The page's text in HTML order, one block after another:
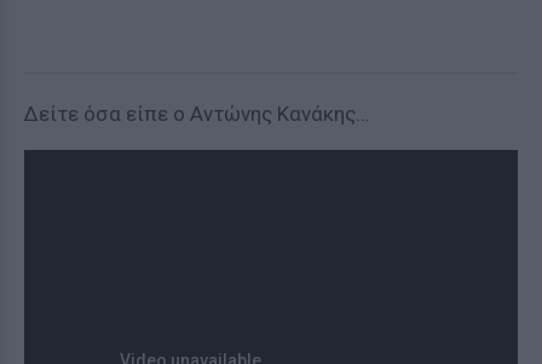
Δείτε όσα είπε ο Αντώνης Κανάκης…